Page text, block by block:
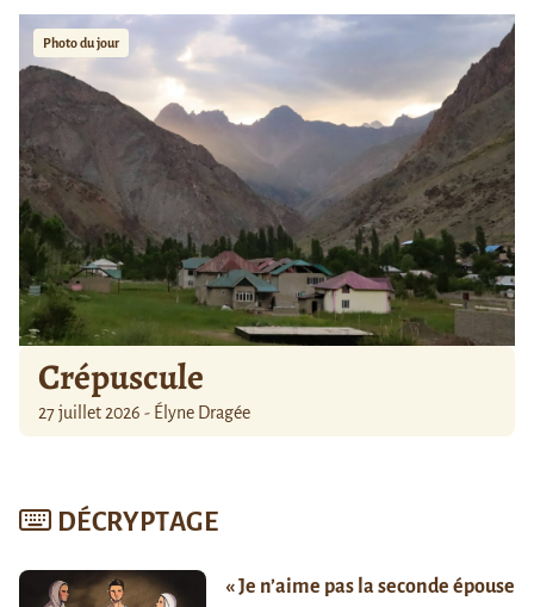
Photo du jour
Crépuscule
27 juillet 2026 - Élyne Dragée
DÉCRYPTAGE
« Je n’aime pas la seconde épouse